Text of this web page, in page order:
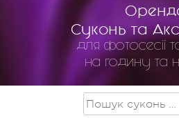
Суконь та
для фотосесії
на годину та